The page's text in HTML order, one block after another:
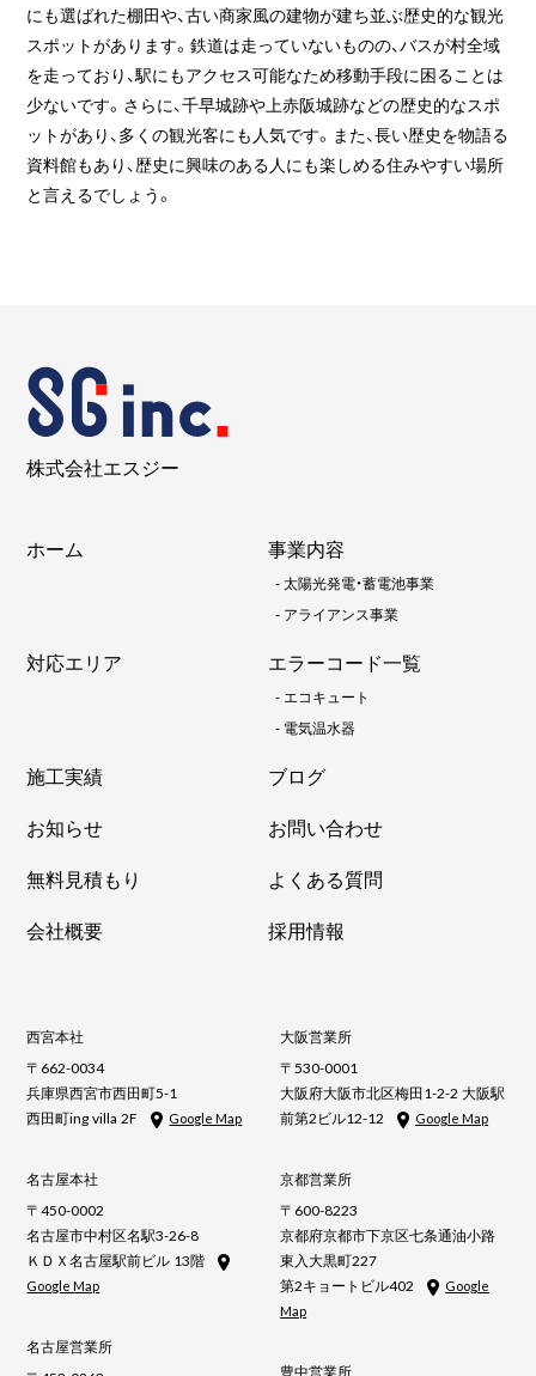
にも選ばれた棚田や、古い商家風の建物が建ち並ぶ歴史的な観光
スポットがあります。鉄道は走っていないものの、バスが村全域
を走っており、駅にもアクセス可能なため移動手段に困ることは
少ないです。さらに、千早城跡や上赤阪城跡などの歴史的なスポ
ットがあり、多くの観光客にも人気です。また、長い歴史を物語る
資料館もあり、歴史に興味のある人にも楽しめる住みやすい場所
と言えるでしょう。
株式会社エスジー
ホーム 事業内容
-太陽光発電・蓄電池事業
- アライアンス事業
対応エリア エラーコード一覧
-エコキュート
- 電気温水器
施工実績
ブログ
お知らせ
お問い合わせ
無料見積もり
よくある質問
会社概要
採用情報
西宮本社
〒662-0034
兵庫県西宮市西田町5-1
西田町ing villa 2F
Google Map
名古屋本社
〒450-0002
名古屋市中村区名駅3-26-8
ＫＤＸ名古屋駅前ビル 13階
Google Map
名古屋営業所
大阪営業所
〒530-0001
大阪府大阪市北区梅田1-2-2 大阪駅
前第2ビル12-12
Google Map
京都営業所
〒600-8223
京都府京都市下京区七条通油小路
東入大黒町227
第2キョートビル402
Google
Map
豊中営業所